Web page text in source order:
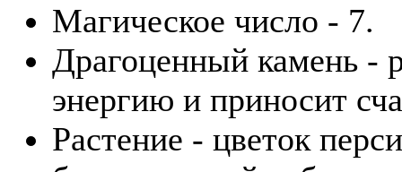
Магическое число - 7.
Драгоценный камень -
энергию и приносит
Растение - цветок